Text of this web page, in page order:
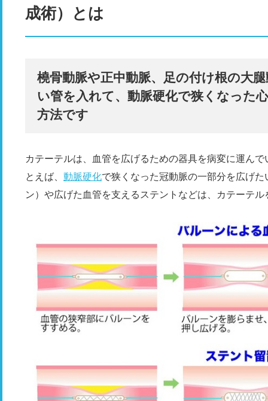
成術）とは
橈骨動脈や正中動脈、足の付け根の大
い管を入れて、動脈硬化で狭くなった
方法です
カテーテルは、血管を広げるための器具を病変に運ん
とえば、 動脈硬化で狭くなった冠動脈の一部分を広げ
ン）や広げた血管を支えるステントなどは、カテーテ